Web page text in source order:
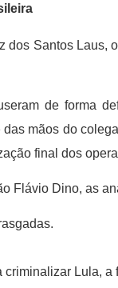
Santos
de forma
mãos do
final dos
Flávio Dino, as
Lula,